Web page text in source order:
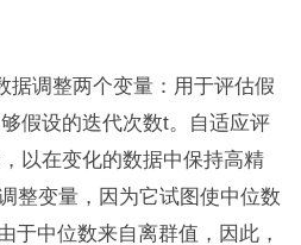
据调整两个变量：用于评估假
假设的迭代次数t。自适应评
以在变化的数据中保持高精
整变量，因为它试图使中位数
于中位数来自离群值，因此，